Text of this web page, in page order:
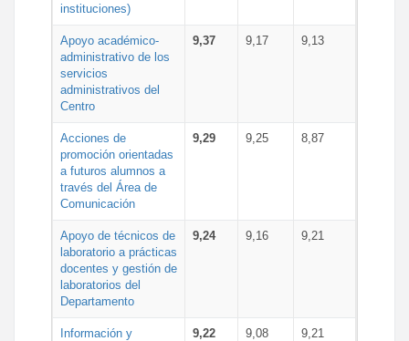
instituciones)
Apoyo académico-
administrativo de los
servicios
administrativos del
Centro
9,37 9,17 9,13
Acciones de
promoción orientadas
a futuros alumnos a
través del Área de
Comunicación
9,29 9,25 8,87
Apoyo de técnicos de
laboratorio a prácticas
docentes y gestión de
laboratorios del
Departamento
9,24 9,16 9,21
Información y
9,22 9,08 9,21